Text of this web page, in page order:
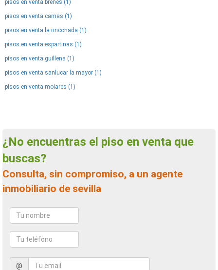
pisos en venta brenes (1)
pisos en venta camas (1)
pisos en venta la rinconada (1)
pisos en venta espartinas (1)
pisos en venta guillena (1)
pisos en venta sanlucar la mayor (1)
pisos en venta molares (1)
¿No encuentras el piso en venta que
buscas?
Consulta, sin compromiso, a un agente
inmobiliario de sevilla
@